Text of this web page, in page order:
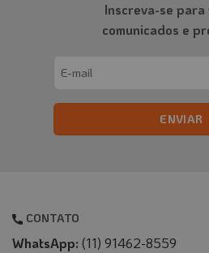
Inscreva-se
comunicados e
CONTATO
WhatsApp: (11) 91462-8559